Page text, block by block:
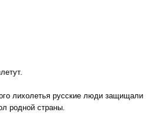
лихолетья русские люди защищали
родной страны.